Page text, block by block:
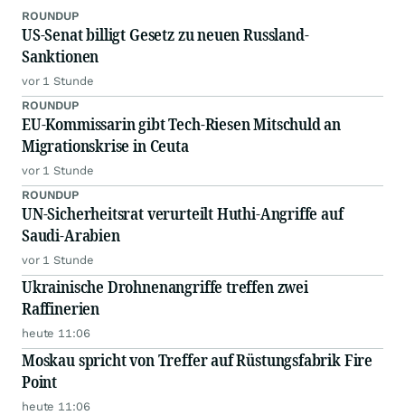
ROUNDUP
US-Senat billigt Gesetz zu neuen Russland-
Sanktionen
vor 1 Stunde
ROUNDUP
EU-Kommissarin gibt Tech-Riesen Mitschuld an
Migrationskrise in Ceuta
vor 1 Stunde
ROUNDUP
UN-Sicherheitsrat verurteilt Huthi-Angriffe auf
Saudi-Arabien
vor 1 Stunde
Ukrainische Drohnenangriffe treffen zwei
Raffinerien
heute 11:06
Moskau spricht von Treffer auf Rüstungsfabrik Fire
Point
heute 11:06